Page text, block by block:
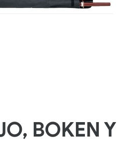
BOKEN Y